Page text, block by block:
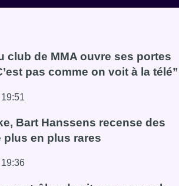
club de MMA ouvre ses portes
pas comme on voit à la télé”
nouveau club de MMA ouvre ses portes à
Bart Hanssens recense des
plus en plus rares